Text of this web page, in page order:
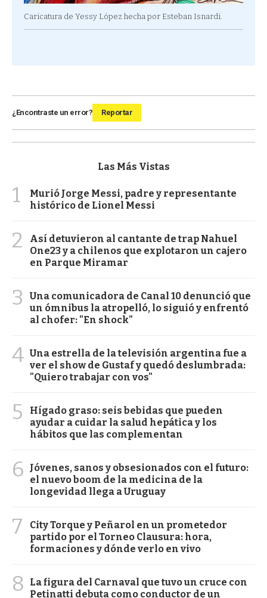
Caricatura de Yessy López hecha por Esteban Isnardi.
¿Encontraste un error? Reportar
Las Más Vistas
1
Murió Jorge Messi, padre y representante
histórico de Lionel Messi
2
Así detuvieron al cantante de trap Nahuel
One23 y a chilenos que explotaron un cajero
en Parque Miramar
3
Una comunicadora de Canal 10 denunció que
un ómnibus la atropelló, lo siguió y enfrentó
al chofer: "En shock"
4 Una estrella de la televisión argentina fue a
ver el show de Gustaf y quedó deslumbrada:
"Quiero trabajar con vos"
5
Hígado graso: seis bebidas que pueden
ayudar a cuidar la salud hepática y los
hábitos que las complementan
6
Jóvenes, sanos y obsesionados con el futuro:
el nuevo boom de la medicina de la
longevidad llega a Uruguay
7
City Torque y Peñarol en un prometedor
partido por el Torneo Clausura: hora,
formaciones y dónde verlo en vivo
8
La figura del Carnaval que tuvo un cruce con
Petinatti debuta como conductor de un